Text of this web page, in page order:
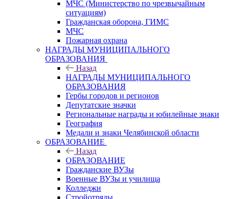
МЧС (Министерство по чрезвычайным
ситуациям)
Гражданская оборона, ГИМС
МЧС
Пожарная охрана
НАГРАДЫ МУНИЦИПАЛЬНОГО
ОБРАЗОВАНИЯ
Назад
НАГРАДЫ МУНИЦИПАЛЬНОГО
ОБРАЗОВАНИЯ
Гербы городов и регионов
Депутатские значки
Региональные награды и юбилейные знаки
География
Медали и знаки Челябинской области
ОБРАЗОВАНИЕ
Назад
ОБРАЗОВАНИЕ
Гражданские ВУЗы
Военные ВУЗы и училища
Колледжи
Стройотряды